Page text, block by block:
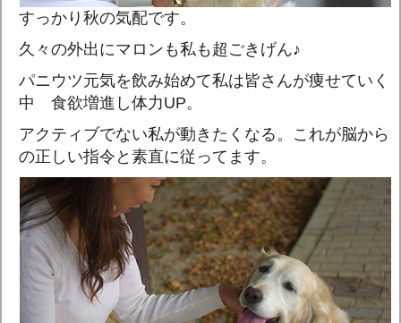
すっかり秋の気配です。
久々の外出にマロンも私も超ごきげん♪
パニウツ元気を飲み始めて私は皆さんが痩せていく
中 食欲増進し体力UP。
アクティブでない私が動きたくなる。これが脳から
の正しい指令と素直に従ってます。